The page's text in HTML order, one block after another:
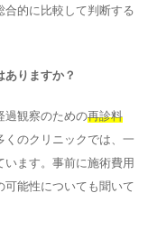
的に比較して判断する
ありますか？
過観察のための再診料
くのクリニックでは、一
います。事前に施術費用
可能性についても聞いて